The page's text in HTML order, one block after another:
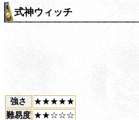
式神ウィッチ
強さ
★★★★★
難易度 ★★☆☆☆